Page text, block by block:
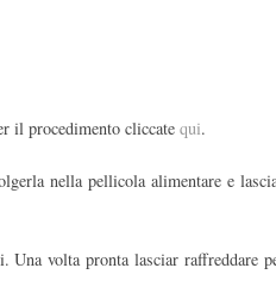
il procedimento cliccate qui.
nella pellicola alimentare e
Una volta pronta lasciar raffreddare